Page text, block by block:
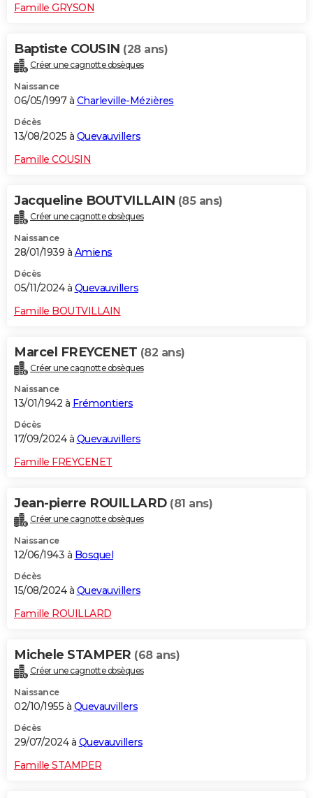
Famille GRYSON
Baptiste COUSIN (28 ans)
Créer une cagnotte obsèques
Naissance
06/05/1997 à Charleville-Mézières
Décès
13/08/2025 à Quevauvillers
Famille COUSIN
Jacqueline BOUTVILLAIN (85 ans)
Créer une cagnotte obsèques
Naissance
28/01/1939 à Amiens
Décès
05/11/2024 à Quevauvillers
Famille BOUTVILLAIN
Marcel FREYCENET (82 ans)
Créer une cagnotte obsèques
Naissance
13/01/1942 à Frémontiers
Décès
17/09/2024 à Quevauvillers
Famille FREYCENET
Jean-pierre ROUILLARD (81 ans)
Créer une cagnotte obsèques
Naissance
12/06/1943 à Bosquel
Décès
15/08/2024 à Quevauvillers
Famille ROUILLARD
Michele STAMPER (68 ans)
Créer une cagnotte obsèques
Naissance
02/10/1955 à Quevauvillers
Décès
29/07/2024 à Quevauvillers
Famille STAMPER